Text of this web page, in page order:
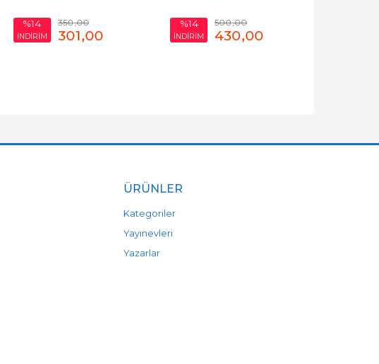
%14
İNDİRİM
500,00
430 ,00
%14
İNDİRİM
500,00
430,00
ÜRÜNLER
Kategoriler
Yayınevleri
Yazarlar